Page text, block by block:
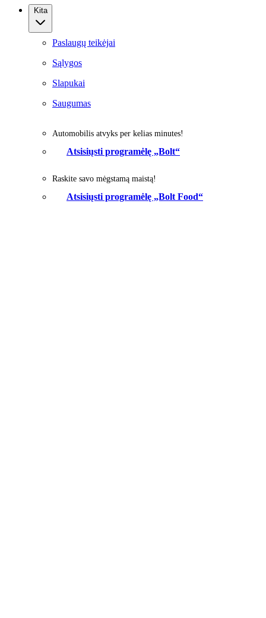
Kita
Paslaugų teikėjai
Sąlygos
Slapukai
Saugumas
Automobilis atvyks per kelias minutes!
Atsisiųsti programėlę „Bolt“
Raskite savo mėgstamą maistą!
Atsisiųsti programėlę „Bolt Food“